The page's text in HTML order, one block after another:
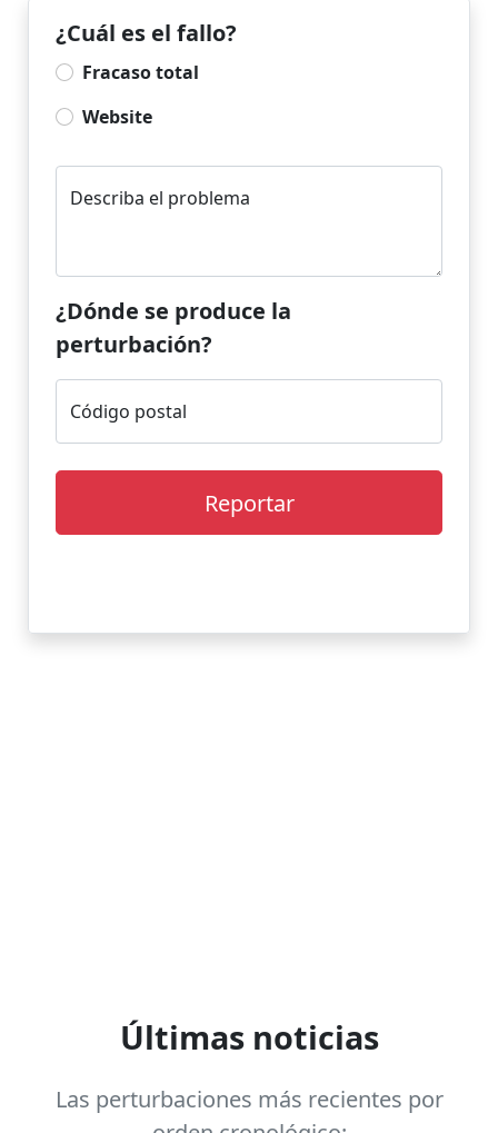
¿Cuál es el fallo?
Fracaso total
Website
Describa el problema
¿Dónde se produce la
perturbación?
Código postal
Reportar
Últimas noticias
Las perturbaciones más recientes por